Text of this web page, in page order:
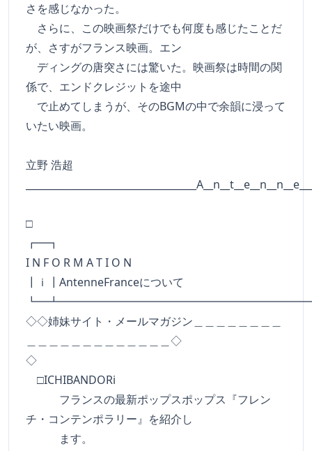
さを感じなかった。
さらに、この映画祭だけでも何度も感じたことだ
が、さすがフランス映画。エン
ディングの唐突さには驚いた。映画祭は時間の関
係で、エンドクレジットを途中
で止めてしまうが、そのBGMの中で余韻に浸って
いたい映画。
立野 浩超
□
I N F O R M A T I O N
┃ｉ┃AntenneFranceについて
◇◇姉妹サイト・メールマガジン＿＿＿＿＿＿＿＿
＿＿＿＿＿＿＿＿＿＿＿＿＿◇
◇
□ICHIBANDORi
フランスの最新ポップスポップス『フレン
チ・コンテンポラリー』を紹介し
ます。